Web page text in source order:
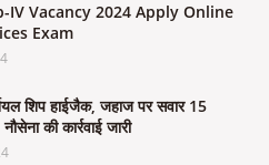
IV Vacancy 2024 Apply Online
Exam
शिप हाईजैक, जहाज पर सवार 15
की कार्रवाई जारी